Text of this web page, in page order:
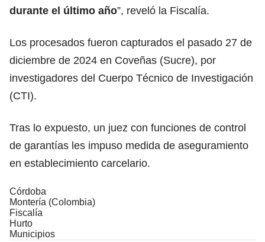
durante el último año”, reveló la Fiscalía.
Los procesados fueron capturados el pasado 27 de
diciembre de 2024 en Coveñas (Sucre), por
investigadores del Cuerpo Técnico de Investigación
(CTI).
Tras lo expuesto, un juez con funciones de control
de garantías les impuso medida de aseguramiento
en establecimiento carcelario.
Córdoba
Montería (Colombia)
Fiscalía
Hurto
Municipios